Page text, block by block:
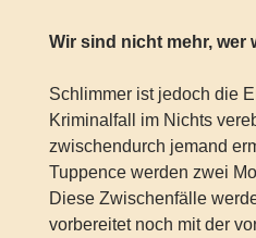
Wir sind nicht mehr, wer
Schlimmer ist jedoch die
Kriminalfall im Nichts
zwischendurch jemand
Tuppence werden zwei
Diese Zwischenfälle
vorbereitet noch mit der